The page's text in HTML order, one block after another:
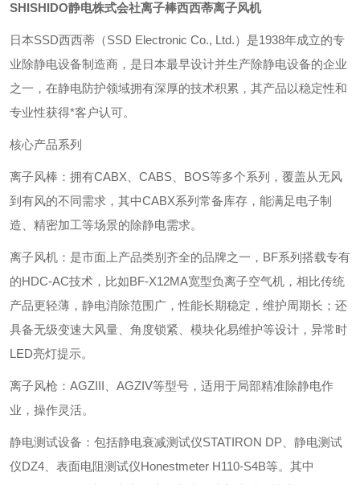
SHISHIDO静电株式会社离子棒西西蒂离子风机
日本SSD西西蒂（SSD Electronic Co., Ltd.）是1938年成立的专
业除静电设备制造商，是日本最早设计并生产除静电设备的企业
之一，在静电防护领域拥有深厚的技术积累，其产品以稳定性和
专业性获得*客户认可。
核心产品系列
‌离子风棒‌：拥有CABX、CABS、BOS等多个系列，覆盖从无风
到有风的不同需求，其中CABX系列常备库存，能满足电子制
造、精密加工等场景的除静电需求。
‌离子风机‌：是市面上产品类别齐全的品牌之一，BF系列搭载专有
的HDC-AC技术，比如BF-X12MA宽型负离子空气机，相比传统
产品更轻薄，静电消除范围广，性能长期稳定，维护周期长；还
具备无级变速大风量、角度锁紧、模块化易维护等设计，异常时
LED亮灯提示。
‌离子风枪‌：AGZIII、AGZIV等型号，适用于局部精准除静电作
业，操作灵活。
‌静电测试设备‌：包括静电衰减测试仪STATIRON DP、静电测试
仪DZ4、表面电阻测试仪Honestmeter H110-S4B等。其中